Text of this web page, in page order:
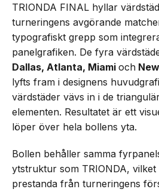
TRIONDA FINAL hyllar
turneringens avgörande
typografiskt grepp som
panelgrafiken. De fyra
Dallas, Atlanta, Miami och
lyfts fram i designens
värdstäder vävs in i de
elementen. Resultatet är ett
löper över hela bollens yta.
Bollen behåller samma
ytstruktur som TRIONDA, vilket
prestanda från turneringens